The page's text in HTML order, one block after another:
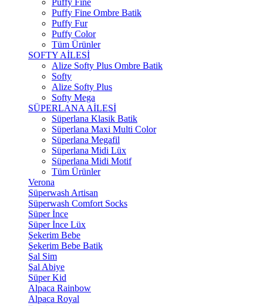
Puffy Fine
Puffy Fine Ombre Batik
Puffy Fur
Puffy Color
Tüm Ürünler
SOFTY AİLESİ
Alize Softy Plus Ombre Batik
Softy
Alize Softy Plus
Softy Mega
SÜPERLANA AİLESİ
Süperlana Klasik Batik
Süperlana Maxi Multi Color
Süperlana Megafil
Süperlana Midi Lüx
Süperlana Midi Motif
Tüm Ürünler
Verona
Süperwash Artisan
Süperwash Comfort Socks
Süper İnce
Süper İnce Lüx
Şekerim Bebe
Şekerim Bebe Batik
Şal Sim
Şal Abiye
Süper Kid
Alpaca Rainbow
Alpaca Royal